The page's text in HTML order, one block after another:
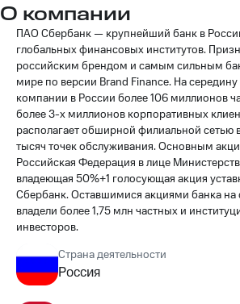
О компании
ПАО Сбербанк — крупнейший банк в
глобальных финансовых институтов.
российским брендом и самым сильным
мире по версии Brand Finance. На
компании в России более 106 миллионов
более 3-х миллионов корпоративных
располагает обширной филиальной сетью
тысяч точек обслуживания. Основным
Российская Федерация в лице
владеющая 50%+1 голосующая акция
Сбербанк. Оставшимися акциями банка на
владели более 1,75 млн частных и
инвесторов.
Страна деятельности
Россия